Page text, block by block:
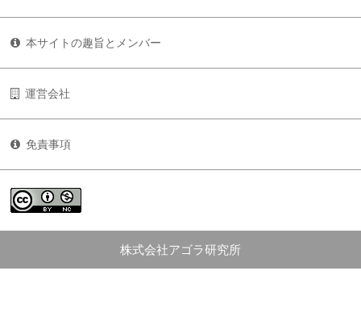
本サイトの趣旨とメンバー
運営会社
免責事項
株式会社アゴラ研究所